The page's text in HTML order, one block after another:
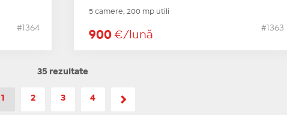
#1364
5 camere, 200 mp utili
900€/lună
#1363
35 rezultate
1 2 3 4